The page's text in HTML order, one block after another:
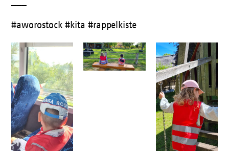
#aworostock #kita #rappelkiste